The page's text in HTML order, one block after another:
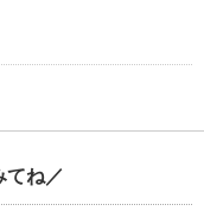
てね／